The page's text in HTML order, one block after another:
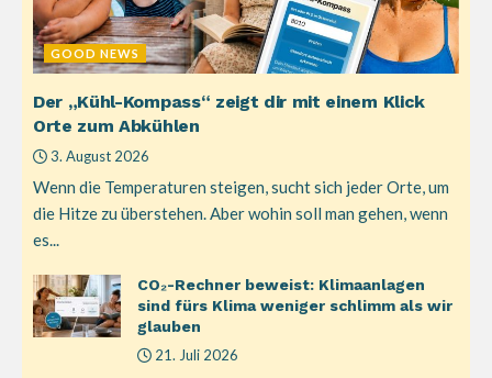
GOOD NEWS
Der „Kühl-Kompass“ zeigt dir mit einem Klick
Orte zum Abkühlen
3. August 2026
Wenn die Temperaturen steigen, sucht sich jeder Orte, um
die Hitze zu überstehen. Aber wohin soll man gehen, wenn
es...
CO₂-Rechner beweist: Klimaanlagen
sind fürs Klima weniger schlimm als wir
glauben
21. Juli 2026